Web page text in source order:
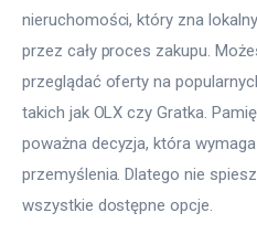
nieruchomości, który zna
przez cały proces zakupu.
przeglądać oferty na
takich jak OLX czy Gratka.
poważna decyzja, która
przemyślenia. Dlatego nie
wszystkie dostępne opcje.